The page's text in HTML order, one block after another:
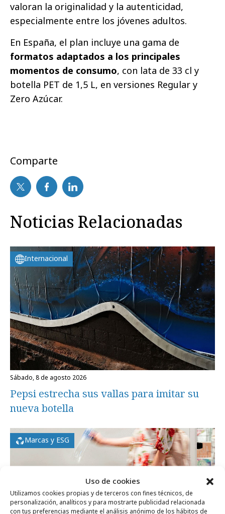
Uso de cookies
Utilizamos cookies propias y de terceros con fines técnicos, de
personalización, analíticos y para mostrarte publicidad relacionada
con tus preferencias mediante el análisis anónimo de los hábitos de
valoran la originalidad y la autenticidad,
especialmente entre los jóvenes adultos.
En España, el plan incluye una gama de
formatos adaptados a los principales
momentos de consumo, con lata de 33 cl y
botella PET de 1,5 L, en versiones Regular y
Zero Azúcar.
Comparte
Noticias Relacionadas
Internacional
sábado, 8 de agosto 2026
Pepsi estrecha sus vallas para imitar su
nueva botella
Marcas y ESG